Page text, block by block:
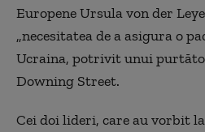
Europene Ursula von der
„necesitatea de a asigura o
Ucraina, potrivit unui
Downing Street.
Cei doi lideri, care au vorbit